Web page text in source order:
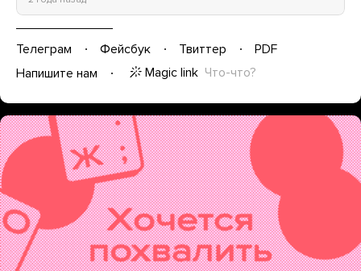
Телеграм Фейсбук Твиттер
PDF
Напишите нам
Magic link Что-что?